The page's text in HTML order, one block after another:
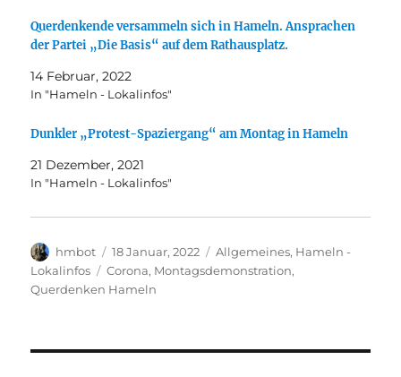
Querdenkende versammeln sich in Hameln. Ansprachen
der Partei „Die Basis“ auf dem Rathausplatz.
14 Februar, 2022
In "Hameln - Lokalinfos"
Dunkler „Protest-Spaziergang“ am Montag in Hameln
21 Dezember, 2021
In "Hameln - Lokalinfos"
Autor
hmbot
Veröffentlicht
am
18 Januar, 2022 Kategorien
Allgemeines, Hameln -
Lokalinfos
Schlagwörter
Corona, Montagsdemonstration,
Querdenken Hameln